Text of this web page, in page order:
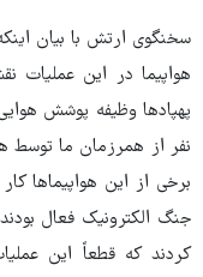
هواپیما در این عملیات
پهپادها وظیفه پوشش
نفر از همرزمان ما توسط
برخی از این هواپیماها
کردند که قطعاً این